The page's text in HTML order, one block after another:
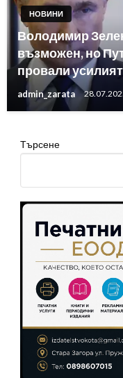
НОВИНИ
Володимир
възможен, но
провали
admin_zarata
Търсене